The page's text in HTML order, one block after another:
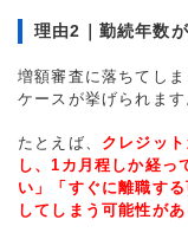
理由2｜勤続年数
増額審査に落ちてし
ケースが挙げられます
たとえば、 クレジッ
し、1カ月程しか経っ
い」「すぐに離職す
してしまう可能性があ